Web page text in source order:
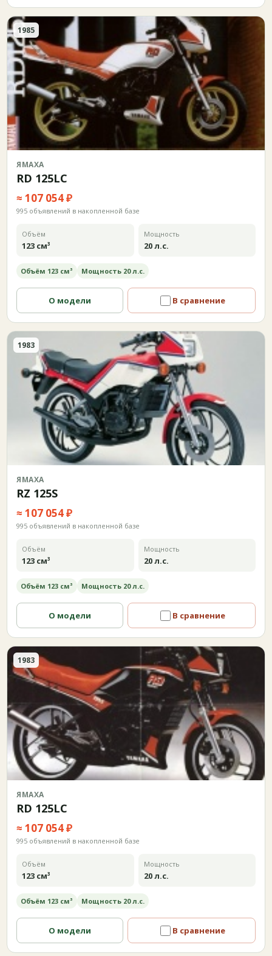
1985
ЯМАХА
RD 125LC
≈ 107 054 ₽
995 объявлений в накопленной базе
Объём
123 см³
Мощность
20 л.с.
Объём 123 см³ Мощность 20 л.с.
О модели В сравнение
1983
ЯМАХА
RZ 125S
≈ 107 054 ₽
995 объявлений в накопленной базе
Объём
123 см³
Мощность
20 л.с.
Объём 123 см³ Мощность 20 л.с.
О модели В сравнение
1983
ЯМАХА
RD 125LC
≈ 107 054 ₽
995 объявлений в накопленной базе
Объём
123 см³
Мощность
20 л.с.
Объём 123 см³ Мощность 20 л.с.
О модели В сравнение